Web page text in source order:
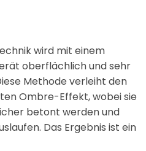
wird mit einem
oberflächlich und sehr
Methode verleiht den
Ombre-Effekt, wobei sie
betont werden und
Das Ergebnis ist ein